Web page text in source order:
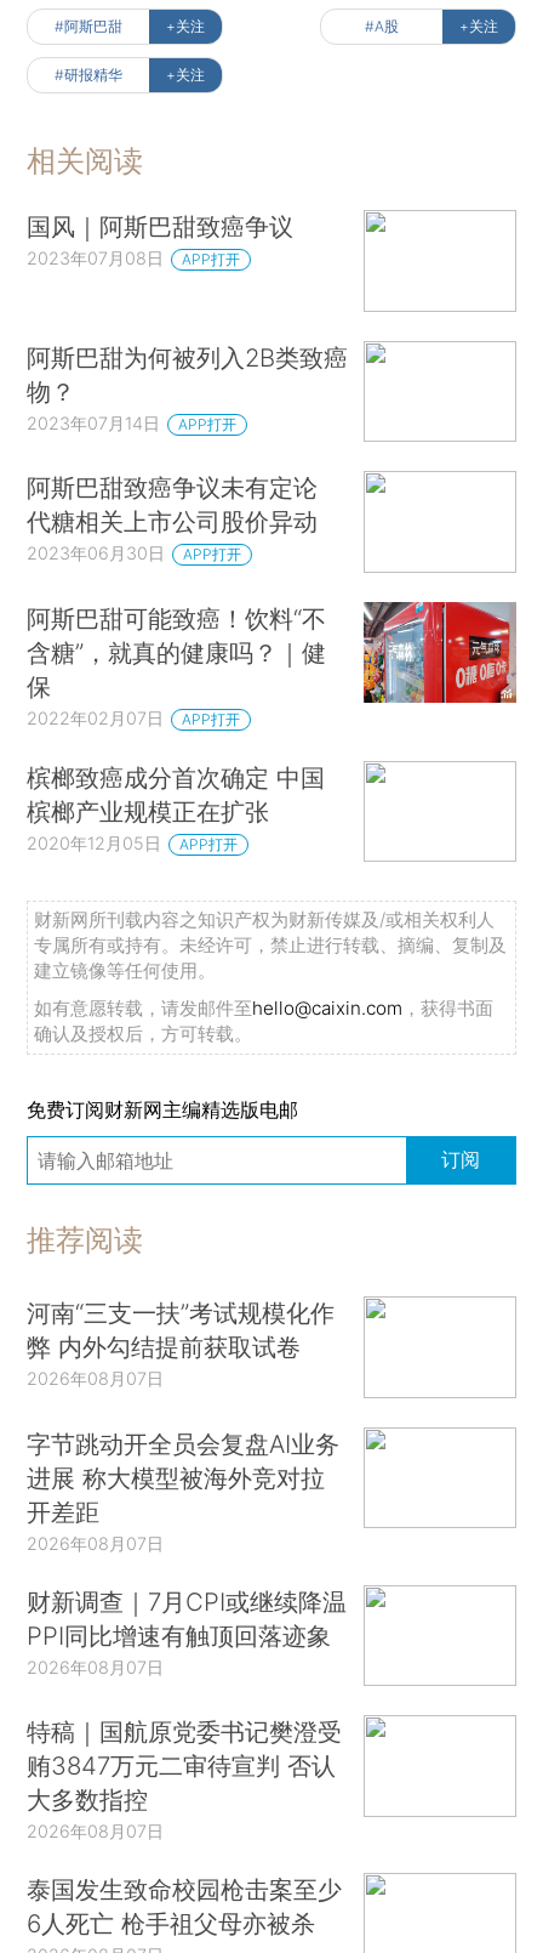
#阿斯巴甜 +关注 #A股 +关注
#研报精华 +关注
相关阅读
国风｜阿斯巴甜致癌争议
2023年07月08日 APP打开
阿斯巴甜为何被列入2B类致癌
物？
2023年07月14日 APP打开
阿斯巴甜致癌争议未有定论
代糖相关上市公司股价异动
2023年06月30日 APP打开
阿斯巴甜可能致癌！饮料“不
含糖”，就真的健康吗？｜健
保
2022年02月07日 APP打开
槟榔致癌成分首次确定 中国
槟榔产业规模正在扩张
2020年12月05日 APP打开
财新网所刊载内容之知识产权为财新传媒及/或相关权利人
专属所有或持有。未经许可，禁止进行转载、摘编、复制及
建立镜像等任何使用。
如有意愿转载，请发邮件至hello@caixin.com ，获得书面
确认及授权后，方可转载。
免费订阅财新网主编精选版电邮
订阅
推荐阅读
河南“三支一扶”考试规模化作
弊 内外勾结提前获取试卷
2026年08月07日
字节跳动开全员会复盘AI业务
进展 称大模型被海外竞对拉
开差距
2026年08月07日
财新调查｜7月CPI或继续降温
PPI同比增速有触顶回落迹象
2026年08月07日
特稿｜国航原党委书记樊澄受
贿3847万元二审待宣判 否认
大多数指控
2026年08月07日
泰国发生致命校园枪击案至少
6人死亡 枪手祖父母亦被杀